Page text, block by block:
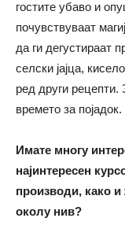
гостите убаво и
почувствуваат
да ги дегустираат
селски јајца,
ред други рецепти.
времето за појадок.
Имате многу
најинтересен
производи, како и
околу нив?